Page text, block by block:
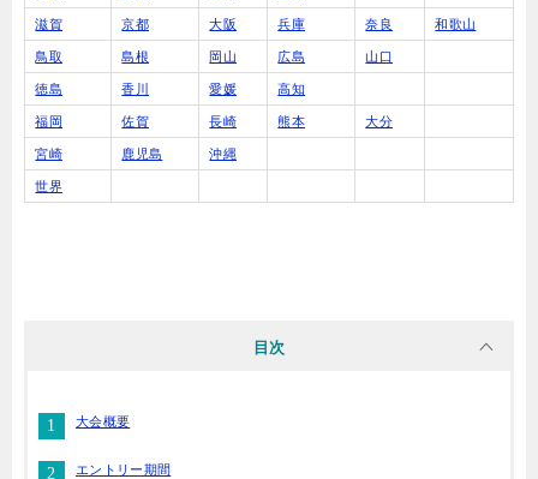
滋賀 京都 大阪 兵庫 奈良 和歌山
鳥取 島根 岡山 広島 山口
徳島 香川 愛媛 高知
福岡 佐賀 長崎 熊本 大分
宮崎 鹿児島 沖縄
世界
目次
大会概要
エントリー期間